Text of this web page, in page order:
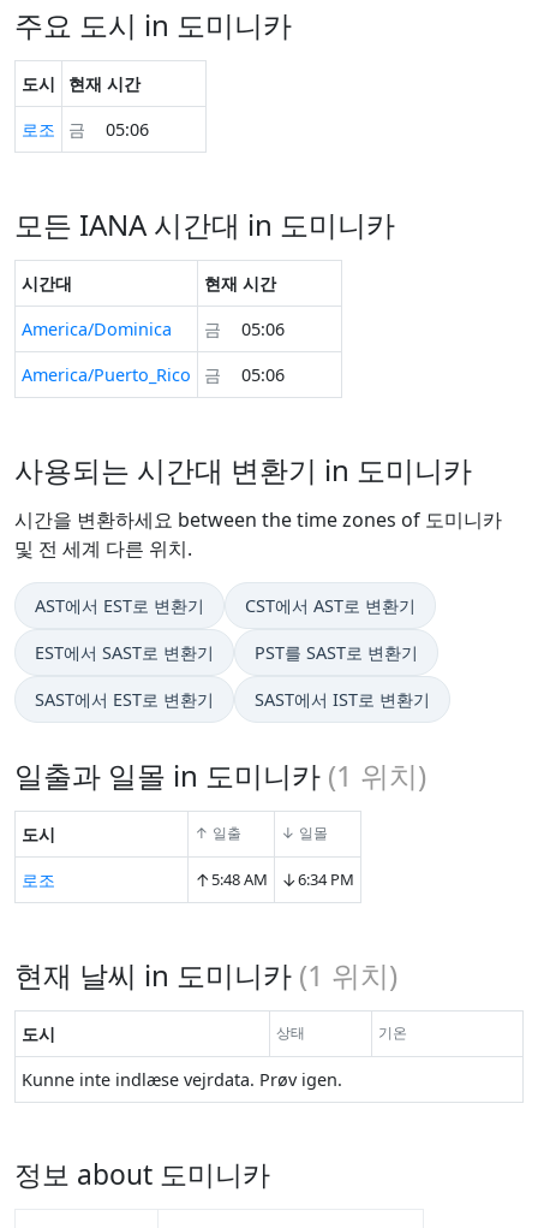
주요 도시 in 도미니카
도시
현재 시간
로조
금 05:06
모든 IANA 시간대 in 도미니카
시간대
현재 시간
America/Dominica
금
05:06
America/Puerto_Rico
금 05:06
사용되는 시간대 변환기 in 도미니카
시간을 변환하세요 between the time zones of 도미니카
및 전 세계 다른 위치.
AST에서 EST로 변환기 CST에서 AST로 변환기
EST에서 SAST로 변환기 PST를 SAST로 변환기
SAST에서 EST로 변환기 SAST에서 IST로 변환기
일출과 일몰 in 도미니카 (1 위치)
도시 ↑ 일출 ↓ 일몰
로조 ↑5:48 AM ↓6:34 PM
현재 날씨 in 도미니카 (1 위치)
도시 상태 기온
Kunne inte indlæse vejrdata. Prøv igen.
정보 about 도미니카